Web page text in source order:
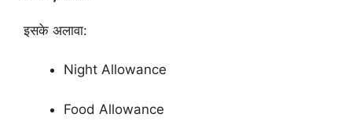
इसके अलावा:
Night Allowance
Food Allowance